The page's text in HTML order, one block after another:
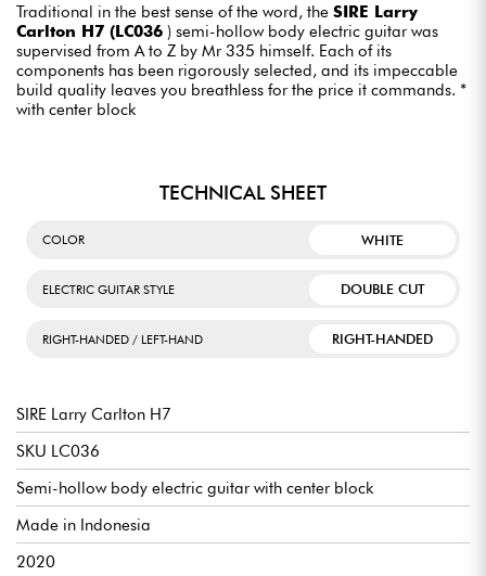
Traditional in the best sense of the word, the SIRE Larry
Carlton H7 (LC036 ) semi-hollow body electric guitar was
supervised from A to Z by Mr 335 himself. Each of its
components has been rigorously selected, and its impeccable
build quality leaves you breathless for the price it commands. *
with center block
TECHNICAL SHEET
COLOR WHITE
ELECTRIC GUITAR STYLE DOUBLE CUT
RIGHT-HANDED / LEFT-HAND RIGHT-HANDED
SIRE Larry Carlton H7
SKU LC036
Semi-hollow body electric guitar with center block
Made in Indonesia
2020